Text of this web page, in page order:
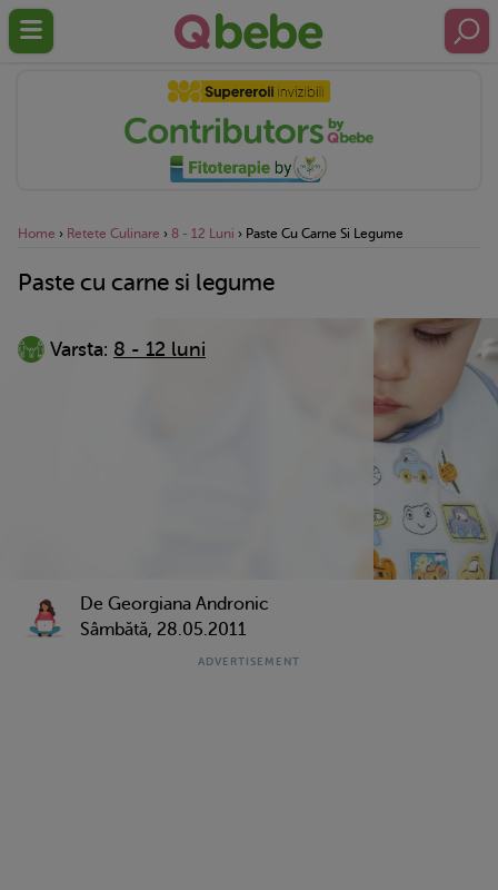
Home › Retete Culinare › 8 - 12 Luni › Paste Cu Carne Si Legume
Paste cu carne si legume
Varsta: 8 - 12 luni
De Georgiana Andronic
Sâmbătă, 28.05.2011